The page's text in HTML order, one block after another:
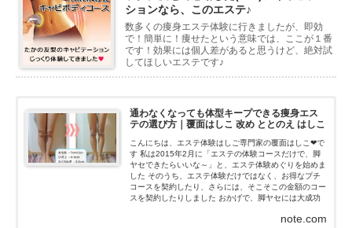
ションなら、このエステ♪
数多くの痩身エステ体験に行きましたが、即効
で！簡単に！痩せたという意味では、ここが１番
です！効果には個人差があると思うけど、絶対試
してほしいエステです♪
通わなくなっても体型キープできる痩身エス
テの選び方｜覆面はしこ 改め ととのえ はしこ
こんにちは、エステ体験はしご専門家の覆面はしこ❤で
す 私は2015年2月に「エステの体験コースだけで、脚
ヤセできたらいいな～」と、エステ体験めぐりを始めま
した そのうち、エステ体験だけではなく、お得なプチ
コースを契約したり、さらには、そこそこの金額のコー
スを契約したりしました おかげで、脚ヤセには大成功
note.com